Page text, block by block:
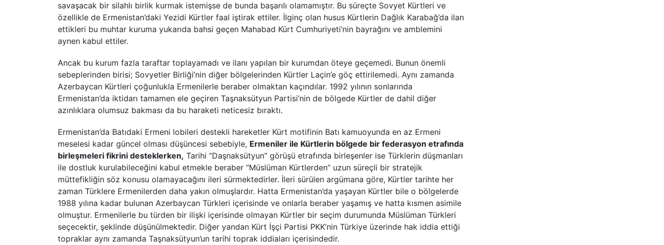
savaşacak bir silahlı birlik kurmak istemişse de bunda başarılı olamamıştır. Bu süreçte Sovyet Kürtleri ve
özellikle de Ermenistan’daki Yezidi Kürtler faal iştirak ettiler. İlginç olan husus Kürtlerin Dağlık Karabağ’da ilan
ettikleri bu muhtar kuruma yukarıda bahsi geçen Mahabad Kürt Cumhuriyeti’nin bayrağını ve amblemini
aynen kabul ettiler.
Ancak bu kurum fazla taraftar toplayamadı ve ilanı yapılan bir kurumdan öteye geçemedi. Bunun önemli
sebeplerinden birisi; Sovyetler Birliği’nin diğer bölgelerinden Kürtler Laçin’e göç ettirilemedi. Aynı zamanda
Azerbaycan Kürtleri çoğunlukla Ermenilerle beraber olmaktan kaçındılar. 1992 yılının sonlarında
Ermenistan’da iktidarı tamamen ele geçiren Taşnaksütyun Partisi’nin de bölgede Kürtler de dahil diğer
azınlıklara olumsuz bakması da bu haraketi neticesiz bıraktı.
Ermenistan’da Batıdaki Ermeni lobileri destekli hareketler Kürt motifinin Batı kamuoyunda en az Ermeni
meselesi kadar güncel olması düşüncesi sebebiyle, Ermeniler ile Kürtlerin bölgede bir federasyon etrafında
birleşmeleri fikrini desteklerken, Tarihi “Daşnaksütyun” görüşü etrafında birleşenler ise Türklerin düşmanları
ile dostluk kurulabileceğini kabul etmekle beraber “Müslüman Kürtlerden” uzun süreçli bir stratejik
müttefikliğin söz konusu olamayacağını ileri sürmektedirler. İleri sürülen argümana göre, Kürtler tarihte her
zaman Türklere Ermenilerden daha yakın olmuşlardır. Hatta Ermenistan’da yaşayan Kürtler bile o bölgelerde
1988 yılına kadar bulunan Azerbaycan Türkleri içerisinde ve onlarla beraber yaşamış ve hatta kısmen asimile
olmuştur. Ermenilerle bu türden bir ilişki içerisinde olmayan Kürtler bir seçim durumunda Müslüman Türkleri
seçecektir, şeklinde düşünülmektedir. Diğer yandan Kürt İşçi Partisi PKK’nin Türkiye üzerinde hak iddia ettiği
topraklar aynı zamanda Taşnaksütyun’un tarihi toprak iddiaları içerisindedir.